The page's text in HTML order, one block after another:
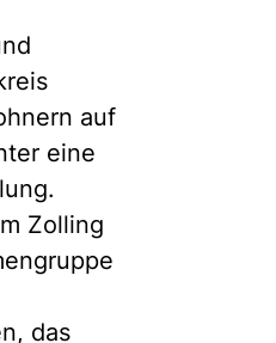
auf
eine
Zolling
das